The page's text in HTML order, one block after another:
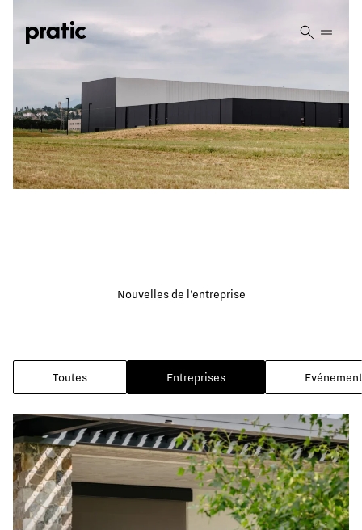
automatisé:
Lire les nouvelles
Nouvelles de l’entreprise
Toutes Entreprises